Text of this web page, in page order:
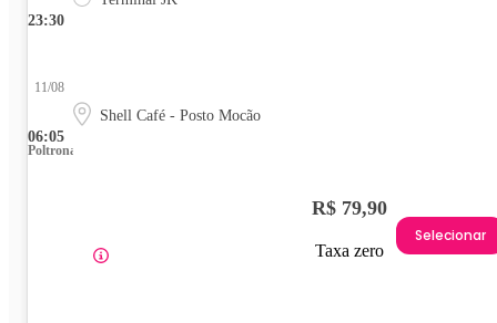
23:30
06:05
11/08
Shell Café - Posto Mocão
Poltrona
R$ 79,90
Taxa zero
Selecionar